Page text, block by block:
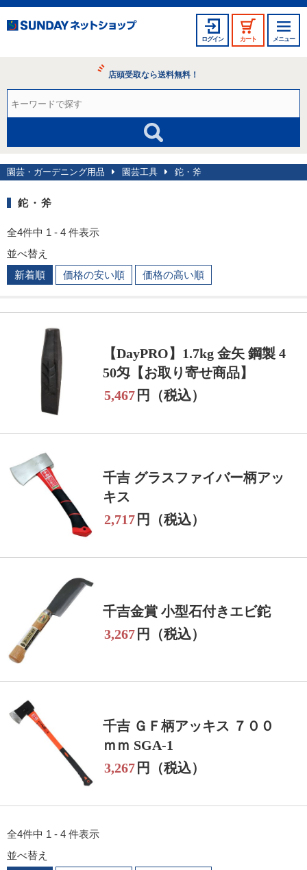
ログイン カート メニュー
店頭受取なら送料無料！
園芸・ガーデニング用品 園芸工具 鉈・斧
鉈・斧
全4件中 1 - 4 件表示
並べ替え
新着順
価格の安い順 価格の高い順
【DayPRO】1.7kg 金矢 鋼製 4
50匁【お取り寄せ商品】
5,467 円（税込）
千吉 グラスファイバー柄アッ
キス
2,717 円（税込）
千吉金賞 小型石付きエビ鉈
3,267 円（税込）
千吉 ＧＦ柄アッキス ７００
ｍｍ SGA-1
3,267 円（税込）
全4件中 1 - 4 件表示
並べ替え